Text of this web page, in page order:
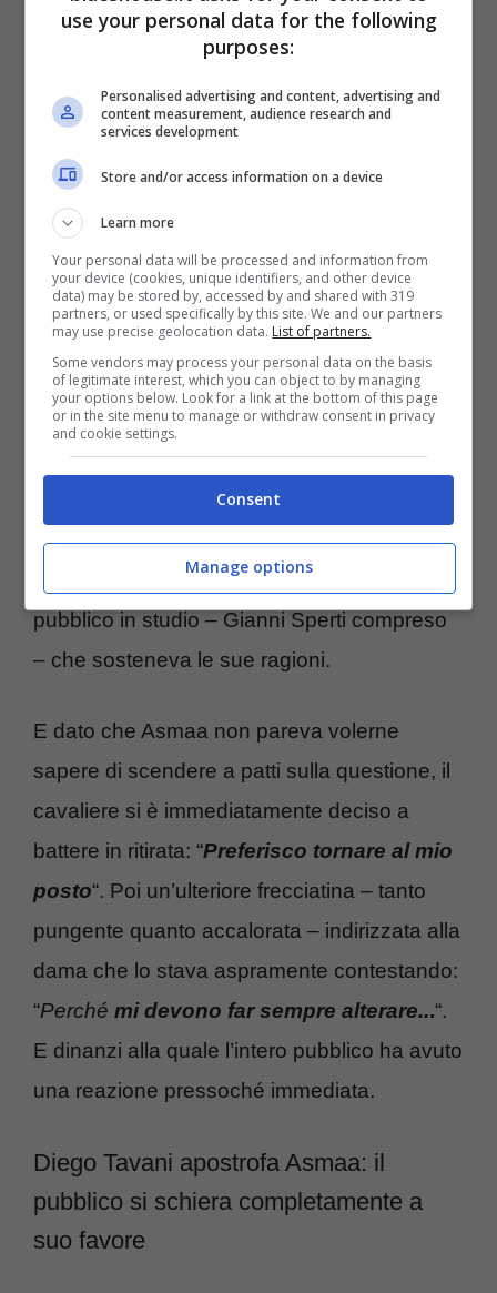
Mi sarei aspettata che tu fossi più
le recriminazioni che Asmaa, una volta
accomodatasi al centro studio, non ha
esitato a far arrivare al cavaliere Diego
Tavani. L’ex di Ida Platano, dal canto suo,
incassare le accuse della donna.
Ti ho chiamata, ti ho chiesto di tuo figlio, ti ho
persino domandato se ci vedevamo prima
della registrazione“, le ha fatto puntualmente
notare il cavaliere, con buona parte del
pubblico in studio – Gianni Sperti compreso
– che sosteneva le sue ragioni.
E dato che Asmaa non pareva volerne
sapere di scendere a patti sulla questione, il
cavaliere si è immediatamente deciso a
battere in ritirata: “Preferisco tornare al mio
posto“. Poi un’ulteriore frecciatina – tanto
pungente quanto accalorata – indirizzata alla
dama che lo stava aspramente contestando:
“Perché mi devono far sempre alterare...“.
E dinanzi alla quale l’intero pubblico ha avuto
una reazione pressoché immediata.
Diego Tavani apostrofa Asmaa: il
pubblico si schiera completamente a
suo favore
use your personal data for the following
purposes:
Personalised advertising and content, advertising and
content measurement, audience research and
services development
Store and/or access information on a device
Learn more
Your personal data will be processed and information from
your device (cookies, unique identifiers, and other device
data) may be stored by, accessed by and shared with 319
partners, or used specifically by this site. We and our partners
may use precise geolocation data. List of partners.
Some vendors may process your personal data on the basis
of legitimate interest, which you can object to by managing
your options below. Look for a link at the bottom of this page
or in the site menu to manage or withdraw consent in privacy
and cookie settings.
Consent
Manage options